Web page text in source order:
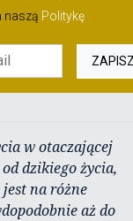
naszą Politykę
w otaczającej
dzikiego życia,
na różne
aż do